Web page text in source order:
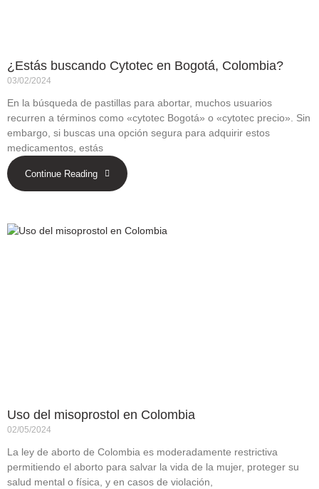
¿Estás buscando Cytotec en Bogotá, Colombia?
03/02/2024
En la búsqueda de pastillas para abortar, muchos usuarios
recurren a términos como «cytotec Bogotá» o «cytotec precio». Sin
embargo, si buscas una opción segura para adquirir estos
medicamentos, estás
Continue Reading
Uso del misoprostol en Colombia
02/05/2024
La ley de aborto de Colombia es moderadamente restrictiva
permitiendo el aborto para salvar la vida de la mujer, proteger su
salud mental o física, y en casos de violación,